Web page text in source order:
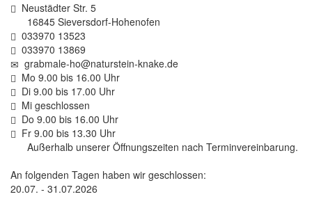
Neustädter Str. 5
16845 Sieversdorf-Hohenofen
033970 13523
033970 13869
grabmale-ho@naturstein-knake.de
Mo 9.00 bis 16.00 Uhr
Di 9.00 bis 17.00 Uhr
Mi geschlossen
Do 9.00 bis 16.00 Uhr
Fr 9.00 bis 13.30 Uhr
Außerhalb unserer Öffnungszeiten nach Terminvereinbarung.
An folgenden Tagen haben wir geschlossen:
20.07. - 31.07.2026